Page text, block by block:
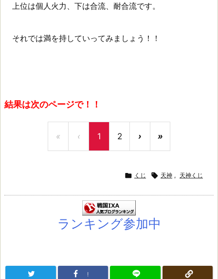
上位は個人火力、下は合流、耐合流です。
それでは満を持していってみましょう！！
結果は次のページで！！
« ‹ 1 2 › »
 くじ  天神 , 天神くじ
ランキング参加中
!